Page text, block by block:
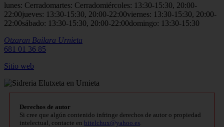
lunes: Cerradomartes: Cerradomiércoles: 13:30-15:30, 20:00-
22:00jueves: 13:30-15:30, 20:00-22:00viernes: 13:30-15:30, 20:00-
22:00sábado: 13:30-15:30, 20:00-22:00domingo: 13:30-15:30
Otzaran Bailara Urnieta
681 01 36 85
Sitio web
Derechos de autor
Si cree que algún contenido infringe derechos de autor o propiedad
intelectual, contacte en bitelchux@yahoo.es